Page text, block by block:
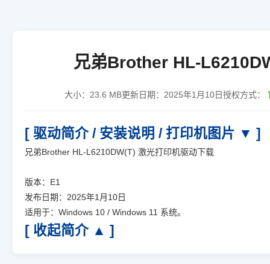
兄弟Brother HL-
大小： 23.6 MB更新日期： 2025年1月10日授权方式：
[ 驱动简介 / 安装说明 / 打印机图片 ▼ ]
兄弟Brother HL-L6210DW(T) 激光打印机驱动下载
版本：E1
发布日期：2025年1月10日
适用于：Windows 10 / Windows 11 系统。
[ 收起简介 ▲ ]